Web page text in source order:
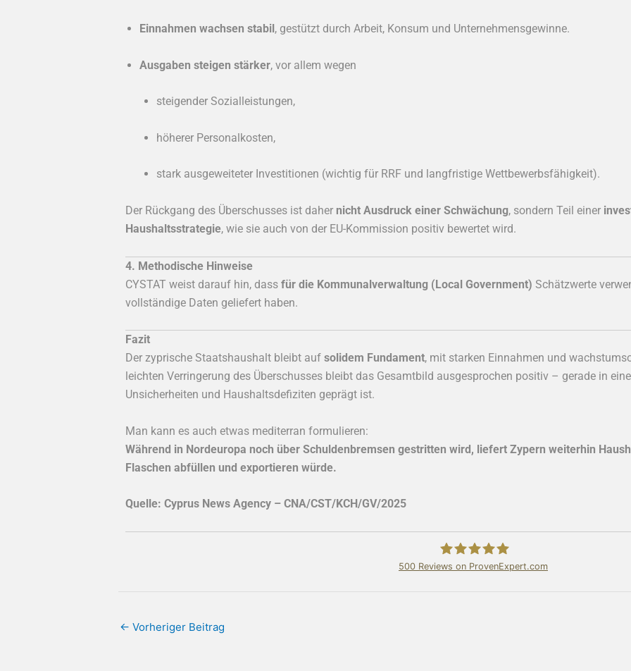
Einnahmen wachsen stabil, gestützt durch Arbeit, Konsum und Unternehmensgewinne.
Ausgaben steigen stärker, vor allem wegen
steigender Sozialleistungen,
höherer Personalkosten,
stark ausgeweiteter Investitionen (wichtig für RRF und langfristige Wettbewerbsfähigkeit).
Der Rückgang des Überschusses ist daher nicht Ausdruck einer Schwächung, sondern Teil einer
Haushaltsstrategie, wie sie auch von der EU-Kommission positiv bewertet wird.
4. Methodische Hinweise
CYSTAT weist darauf hin, dass für die Kommunalverwaltung (Local Government) Schätzwerte
vollständige Daten geliefert haben.
Fazit
Der zyprische Staatshaushalt bleibt auf solidem Fundament, mit starken Einnahmen und
leichten Verringerung des Überschusses bleibt das Gesamtbild ausgesprochen positiv – gerade in
Unsicherheiten und Haushaltsdefiziten geprägt ist.
Man kann es auch etwas mediterran formulieren:
Während in Nordeuropa noch über Schuldenbremsen gestritten wird, liefert Zypern weiterhin
Flaschen abfüllen und exportieren würde.
Quelle: Cyprus News Agency – CNA/CST/KCH/GV/2025
500 Reviews on ProvenExpert.com
← Vorheriger Beitrag